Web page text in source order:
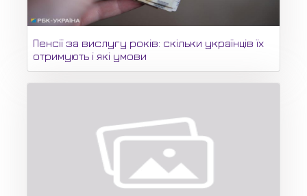
Пенсії за вислугу років: скільки українців їх
отримують і які умови